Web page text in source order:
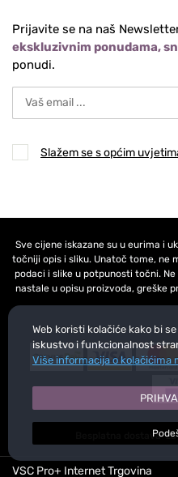
Prijavite se na naš
ekskluzivnim ponudama,
ponudi.
Slažem se s općim
Sve cijene iskazane su u eurima i
točniji opis i sliku. Unatoč tome, ne
podaci i slike u potpunosti točni.
nastale u opisu proizvoda, greške
Besplatna dostavaza
VSC Pro+ Internet Trgovina
Web koristi kolačiće kako bi
iskustvo i funkcionalnost
Više informacija o kolačićima